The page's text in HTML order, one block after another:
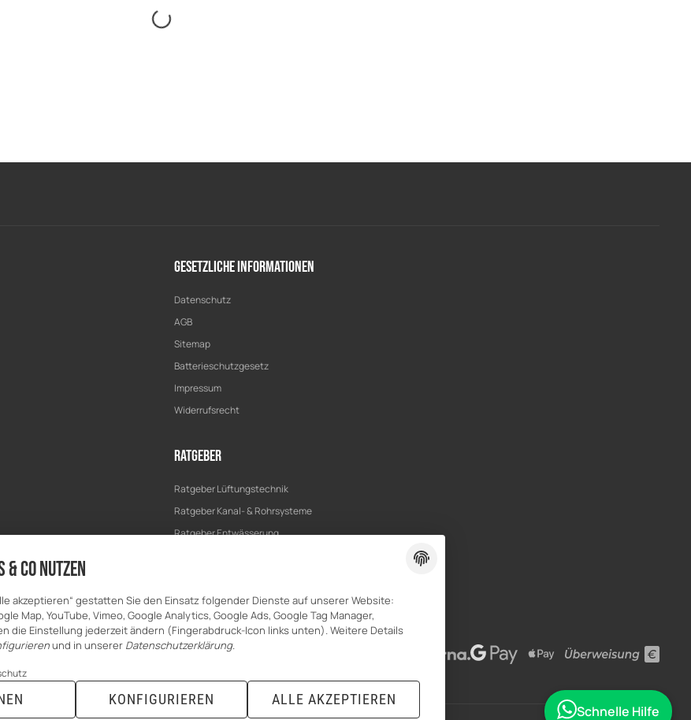
Gesetzliche Informationen
Datenschutz
AGB
Sitemap
Batterieschutzgesetz
Impressum
Widerrufsrecht
Ratgeber
Ratgeber Lüftungstechnik
Ratgeber Kanal- & Rohrsysteme
Ratgeber Entwässerung
& Co nutzen
akzeptieren“ gestatten Sie den Einsatz folgender Dienste auf unserer Website:
Map, YouTube, Vimeo, Google Analytics, Google Ads, Google Tag Manager,
die Einstellung jederzeit ändern (Fingerabdruck-Icon links unten). Weitere Details
und in unserer Datenschutzerklärung.
KONFIGURIEREN ALLE AKZEPTIEREN
Schnelle Hilfe